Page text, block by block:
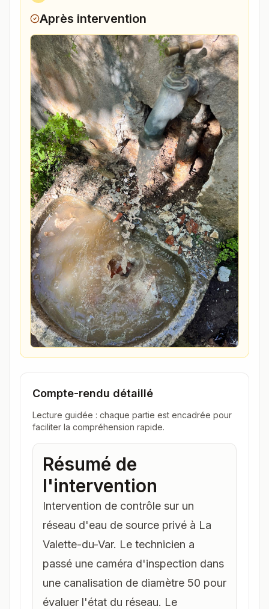
Après intervention
Compte-rendu détaillé
Lecture guidée : chaque partie est encadrée pour
faciliter la compréhension rapide.
Résumé de
l'intervention
Intervention de contrôle sur un
réseau d'eau de source privé à La
Valette-du-Var. Le technicien a
passé une caméra d'inspection dans
une canalisation de diamètre 50 pour
évaluer l'état du réseau. Le